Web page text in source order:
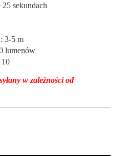
25 sekundach
3-5 m
lumenów
10
w zależności od